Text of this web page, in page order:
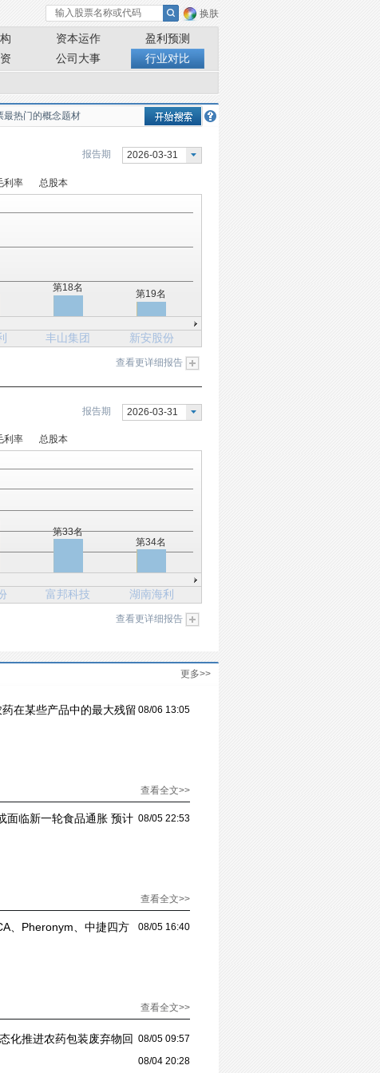
换肤
资本运作
盈利预测
公司大事 行业对比
2026-03-31
报告期
利率
总股本
丰山集团 新安股份
第18名
第19名
查看更详细报告
2026-03-31
报告期
利率
总股本
富邦科技 湖南海利
第33名
第34名
查看更详细报告
更多>>
08/06 13:05
在某些产品中的最大残留
查看全文>>
08/05 22:53
面临新一轮食品通胀 预计
查看全文>>
08/05 16:40
、Pheronym、中捷四方
查看全文>>
08/05 09:57
化推进农药包装废弃物回
08/04 20:28